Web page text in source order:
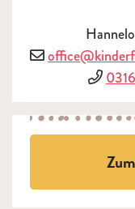
E-Mail